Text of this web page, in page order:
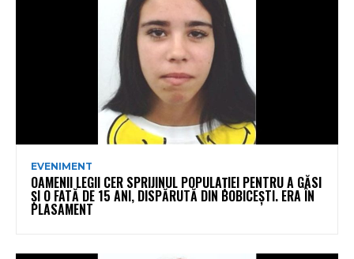
EVENIMENT
OAMENII LEGII CER SPRIJINUL POPULAȚIEI PENTRU A GĂSI
ȘI O FATĂ DE 15 ANI, DISPĂRUTĂ DIN BOBICEȘTI. ERA ÎN
PLASAMENT